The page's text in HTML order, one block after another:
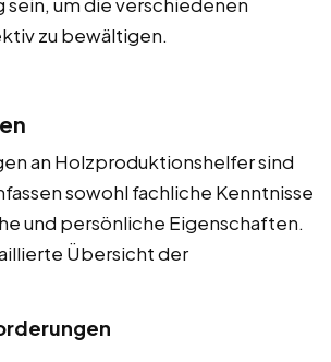
zu bewältigen.
an Holzproduktionshelfer sind
sowohl fachliche Kenntnisse
und persönliche Eigenschaften.
Übersicht der